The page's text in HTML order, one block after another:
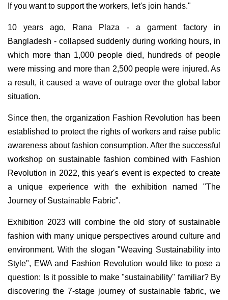
If you want to support the workers, let's join hands."
10 years ago, Rana Plaza - a garment factory in
Bangladesh - collapsed suddenly during working hours, in
which more than 1,000 people died, hundreds of people
were missing and more than 2,500 people were injured. As
a result, it caused a wave of outrage over the global labor
situation.
Since then, the organization Fashion Revolution has been
established to protect the rights of workers and raise public
awareness about fashion consumption. After the successful
workshop on sustainable fashion combined with Fashion
Revolution in 2022, this year's event is expected to create
a unique experience with the exhibition named "The
Journey of Sustainable Fabric".
Exhibition 2023 will combine the old story of sustainable
fashion with many unique perspectives around culture and
environment. With the slogan "Weaving Sustainability into
Style", EWA and Fashion Revolution would like to pose a
question: Is it possible to make "sustainability" familiar? By
discovering the 7-stage journey of sustainable fabric, we